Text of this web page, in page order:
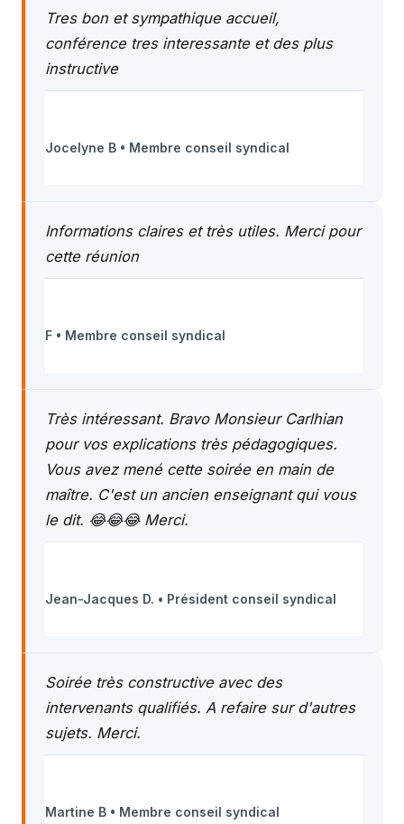
Tres bon et sympathique accueil,
conférence tres interessante et des plus
instructive
Jocelyne B • Membre conseil syndical
Informations claires et très utiles. Merci pour
cette réunion
F • Membre conseil syndical
Très intéressant. Bravo Monsieur Carlhian
pour vos explications très pédagogiques.
Vous avez mené cette soirée en main de
maître. C'est un ancien enseignant qui vous
le dit. 😂😂😂 Merci.
Jean-Jacques D. • Président conseil syndical
Soirée très constructive avec des
intervenants qualifiés. A refaire sur d'autres
sujets. Merci.
Martine B • Membre conseil syndical